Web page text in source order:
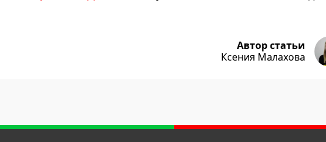
Автор статьи
Ксения Малахова